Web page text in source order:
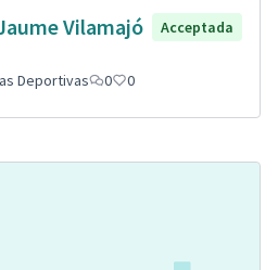
Vilamajó
Acceptada
Deportivas 0 0